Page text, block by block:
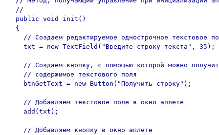
//
  public void init()
  {
// Создаем редактируемое однострочное текстовое
    txt = new TextField("Введите строку текста", 35);
// Создаем кнопку, с помощью которой можно
    // содержимое текстового поля
    btnGetText = new Button("Получить строку");
    // Добавляем текстовое поле в окно аплете
    add(txt);
    // Добавляем кнопку в окно аплете